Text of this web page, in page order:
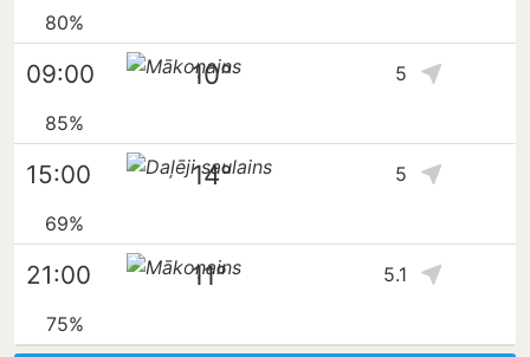
80%
09:00 10° 5
85%
15:00 14° 5
69%
21:00 11° 5.1
75%